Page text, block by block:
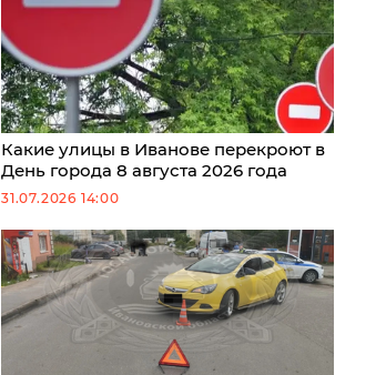
Какие улицы в Иванове перекроют в
День города 8 августа 2026 года
31.07.2026 14:00